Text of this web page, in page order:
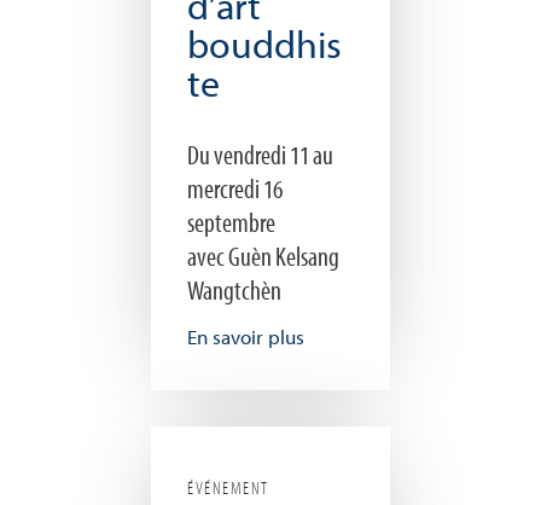
bouddhis
te
Du vendredi 11 au
mercredi 16
septembre
avec Guèn Kelsang
Wangtchèn
En savoir plus
ÉVÉNEMENT